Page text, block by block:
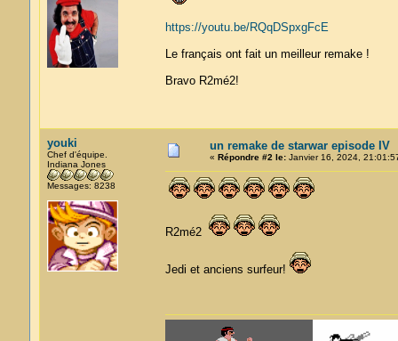
https://youtu.be/RQqDSpxgFcE
Le français ont fait un meilleur remake !
Bravo R2mé2!
youki
Chef d'équipe.
Indiana Jones
Messages: 8238
un remake de starwar episode IV
« Répondre #2 le:Janvier 16, 2024,
R2mé2
Jedi et anciens surfeur!